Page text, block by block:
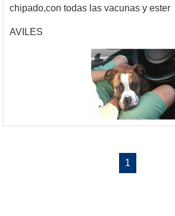
chipado,con todas las vacunas y ester
AVILES
1